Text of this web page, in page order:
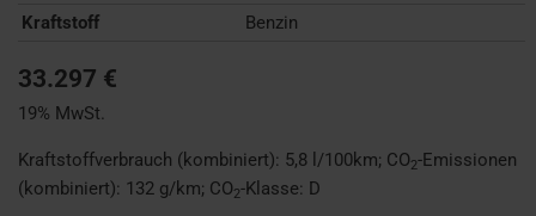
Kraftstoff
Benzin
33.297 €
19% MwSt.
Kraftstoffverbrauch (kombiniert): 5,8 l/100km; CO2-Emissionen
(kombiniert): 132 g/km; CO2-Klasse: D